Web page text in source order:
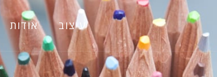
עיצוב אודות